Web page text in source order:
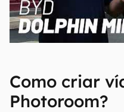
00:00/04:07
Como criar
Photoroom?